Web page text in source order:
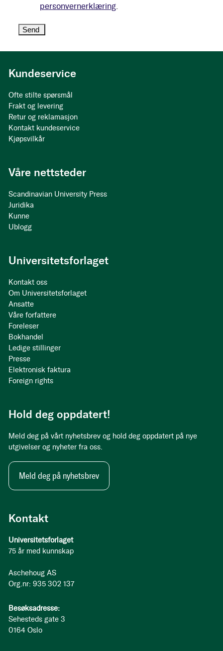
personvernerklæring.
Kontakt
Universitetsforlaget
75 år med kunnskap
Aschehoug AS
Org.nr: 935 302 137
Besøksadresse:
Sehesteds gate 3
0164 Oslo
Kundeservice
Ofte stilte spørsmål
Frakt og levering
Retur og reklamasjon
Kontakt kundeservice
Kjøpsvilkår
Våre nettsteder
Scandinavian University Press
Juridika
Kunne
Ublogg
Universitetsforlaget
Kontakt oss
Om Universitetsforlaget
Ansatte
Våre forfattere
Foreleser
Bokhandel
Ledige stillinger
Presse
Elektronisk faktura
Foreign rights
Hold deg oppdatert!
Meld deg på vårt nyhetsbrev og hold deg oppdatert på nye
utgivelser og nyheter fra oss.
Meld deg på nyhetsbrev